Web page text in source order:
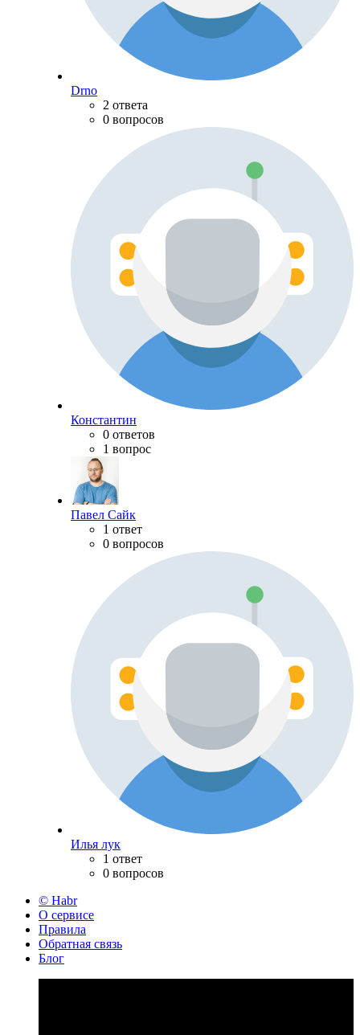
Drno
2 ответа
0 вопросов
Константин
0 ответов
1 вопрос
Павел Сайк
1 ответ
0 вопросов
Илья лук
1 ответ
0 вопросов
© Habr
О сервисе
Правила
Обратная связь
Блог